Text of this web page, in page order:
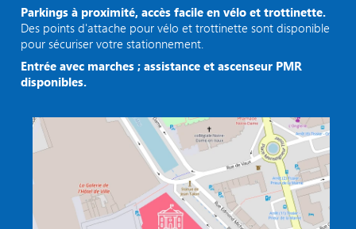
Parkings à proximité, accès facile en vélo et trottinette.
Des points d'attache pour vélo et trottinette sont disponible
pour sécuriser votre stationnement.
Entrée avec marches ; assistance et ascenseur PMR
disponibles.